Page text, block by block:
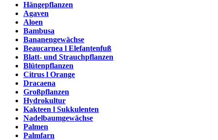
Hängepflanzen
Agaven
Aloen
Bambusa
Bananengewächse
Beaucarnea l Elefantenfuß
Blatt- und Strauchpflanzen
Blütenpflanzen
Citrus l Orange
Dracaena
Großpflanzen
Hydrokultur
Kakteen l Sukkulenten
Nadelbaumgewächse
Palmen
Palmfarn